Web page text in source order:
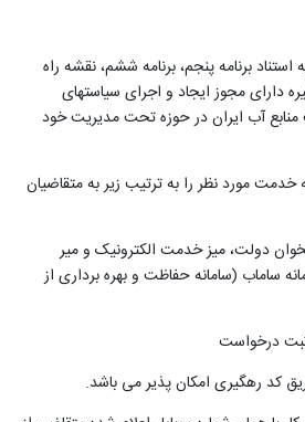
برنامه پنجم، برنامه ششم، نقشه راه
دارای مجوز ایجاد و اجرای سیاست­های
آب ایران در حوزه تحت مدیریت خود
مورد نظر را به ترتیب زیر به متقاضیان
دولت، میز خدمت الکترونیک و میر
ساماب (سامانه حفاظت و بهره برداری از
درخواست
کد رهگیری امکان پذیر می باشد.